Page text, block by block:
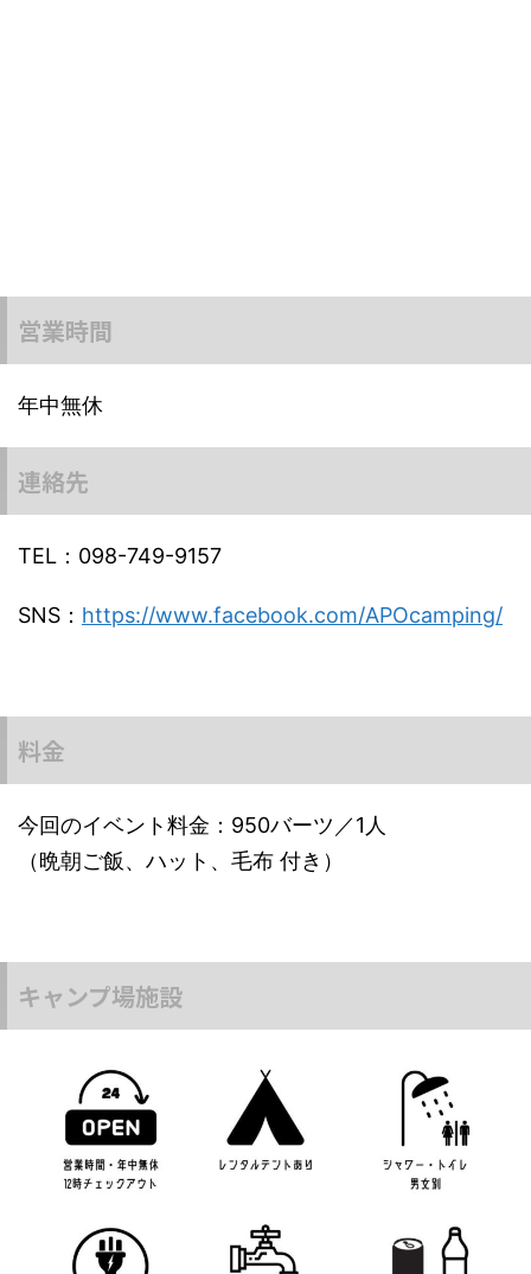
営業時間
年中無休
連絡先
TEL：098-749-9157
SNS： https://www.facebook.com/APOcamping/
料金
今回のイベント料金：950バーツ／1人
（晩朝ご飯、ハット、毛布 付き）
キャンプ場施設